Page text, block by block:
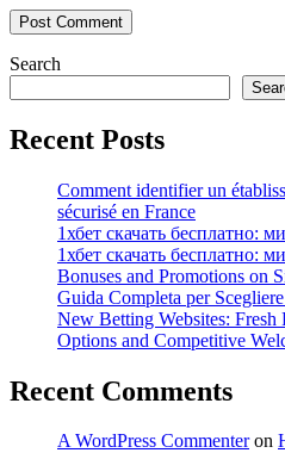
Search
Recent Posts
Comment identifier un
sécurisé en France
1хбет скачать бесплатно:
1хбет скачать бесплатно:
Bonuses and Promotions on
Guida Completa per
New Betting Websites:
Options and Competitive
Recent Comments
A WordPress Commenteron